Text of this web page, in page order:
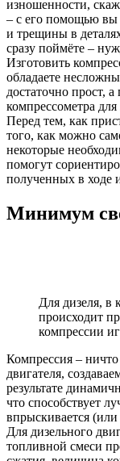
изношенности,
– с его помощью вы
и трещины в
сразу поймёте –
Изготовить
обладаете
достаточно прост,
компрессометра
Перед тем, как
того, как можно
некоторые
помогут
полученных в ходе
Минимум
Для дизеля, в
происходит
компрессии
Компрессия –
двигателя,
результате
что способствует
впрыскивается
Для дизельного
топливной смеси